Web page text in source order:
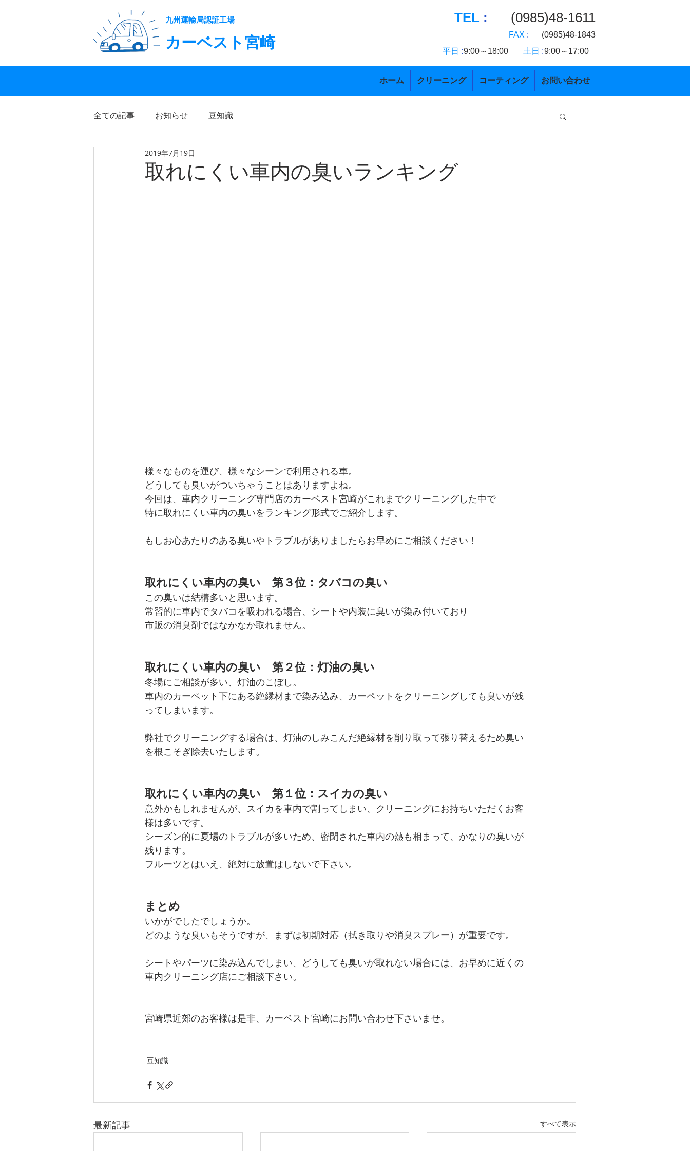
九州運輸局認証工場
カーベスト宮崎
TEL : (0985)48-1611
FAX :
(0985)48-1843
平日 :9:00～18:00 土日 :9:00～17:00
ホーム クリーニング コーティング お問い合わせ
全ての記事 お知らせ 豆知識
取れにくい車内の臭いランキング
2019年7月19日
様々なものを運び、様々なシーンで利用される車。
どうしても臭いがついちゃうことはありますよね。
今回は、車内クリーニング専門店のカーベスト宮崎がこれまでクリーニングした中で
特に取れにくい車内の臭いをランキング形式でご紹介します。
もしお心あたりのある臭いやトラブルがありましたらお早めにご相談ください！
取れにくい車内の臭い　第３位：タバコの臭い
この臭いは結構多いと思います。
常習的に車内でタバコを吸われる場合、シートや内装に臭いが染み付いており
市販の消臭剤ではなかなか取れません。
取れにくい車内の臭い　第２位：灯油の臭い
冬場にご相談が多い、灯油のこぼし。
車内のカーペット下にある絶縁材まで染み込み、カーペットをクリーニングしても臭いが残
ってしまいます。
弊社でクリーニングする場合は、灯油のしみこんだ絶縁材を削り取って張り替えるため臭い
を根こそぎ除去いたします。
取れにくい車内の臭い　第１位：スイカの臭い
意外かもしれませんが、スイカを車内で割ってしまい、クリーニングにお持ちいただくお客
様は多いです。
シーズン的に夏場のトラブルが多いため、密閉された車内の熱も相まって、かなりの臭いが
残ります。
フルーツとはいえ、絶対に放置はしないで下さい。
まとめ
いかがでしたでしょうか。
どのような臭いもそうですが、まずは初期対応（拭き取りや消臭スプレー）が重要です。
シートやパーツに染み込んでしまい、どうしても臭いが取れない場合には、お早めに近くの
車内クリーニング店にご相談下さい。
宮崎県近郊のお客様は是非、カーベスト宮崎にお問い合わせ下さいませ。
豆知識
最新記事 すべて表示